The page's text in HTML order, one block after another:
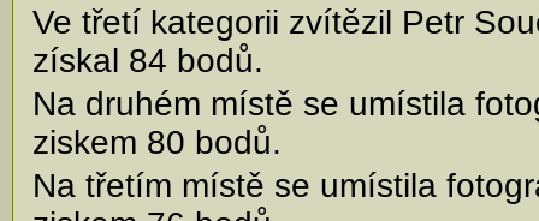
Ve třetí kategorii zvítězil Petr
získal 84 bodů.
Na druhém místě se umístila
ziskem 80 bodů.
Na třetím místě se umístila